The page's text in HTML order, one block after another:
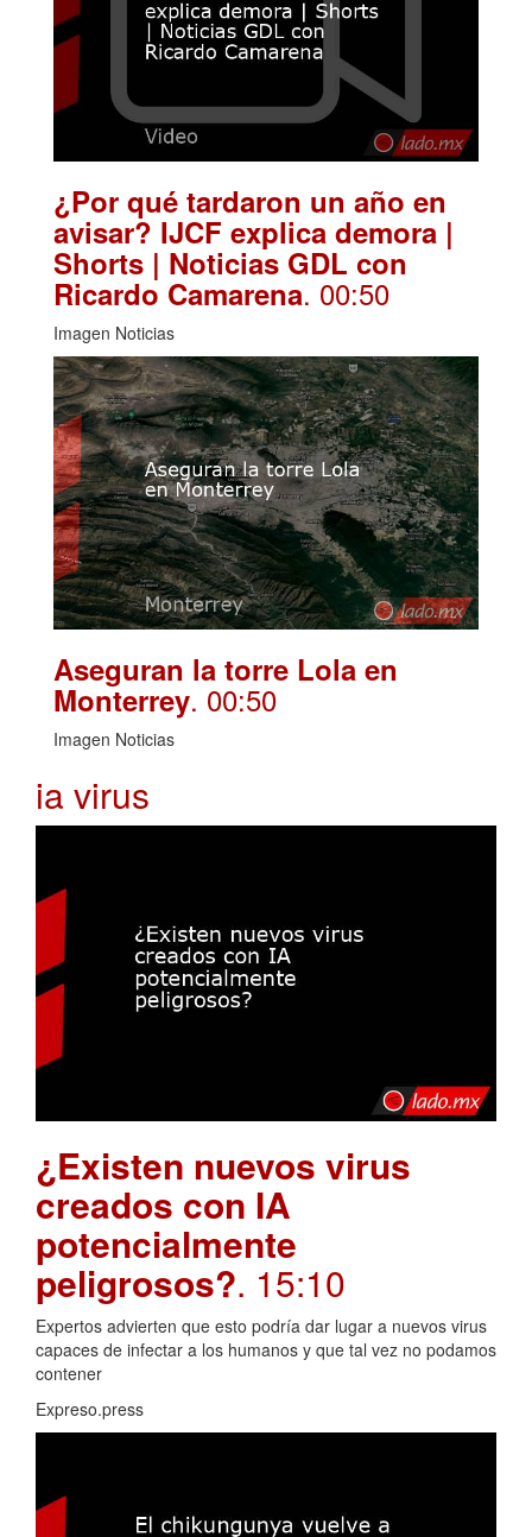
¿Por qué tardaron un año en
avisar? IJCF explica demora |
Shorts | Noticias GDL con
Ricardo Camarena. 00:50
Imagen Noticias
Aseguran la torre Lola en
Monterrey. 00:50
Imagen Noticias
ia virus
¿Existen nuevos virus
creados con IA
potencialmente
peligrosos?. 15:10
Expertos advierten que esto podría dar lugar a nuevos virus
capaces de infectar a los humanos y que tal vez no podamos
contener
Expreso.press